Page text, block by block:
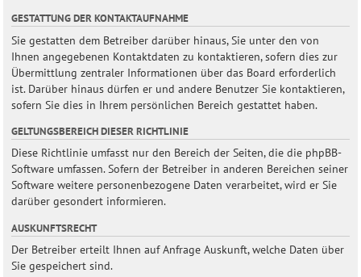
GESTATTUNG DER KONTAKTAUFNAHME
Sie gestatten dem Betreiber darüber hinaus, Sie unter den von
Ihnen angegebenen Kontaktdaten zu kontaktieren, sofern dies zur
Übermittlung zentraler Informationen über das Board erforderlich
ist. Darüber hinaus dürfen er und andere Benutzer Sie kontaktieren,
sofern Sie dies in Ihrem persönlichen Bereich gestattet haben.
GELTUNGSBEREICH DIESER RICHTLINIE
Diese Richtlinie umfasst nur den Bereich der Seiten, die die phpBB-
Software umfassen. Sofern der Betreiber in anderen Bereichen seiner
Software weitere personenbezogene Daten verarbeitet, wird er Sie
darüber gesondert informieren.
AUSKUNFTSRECHT
Der Betreiber erteilt Ihnen auf Anfrage Auskunft, welche Daten über
Sie gespeichert sind.